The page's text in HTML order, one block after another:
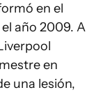
en el
año 2009. A
en
una lesión,